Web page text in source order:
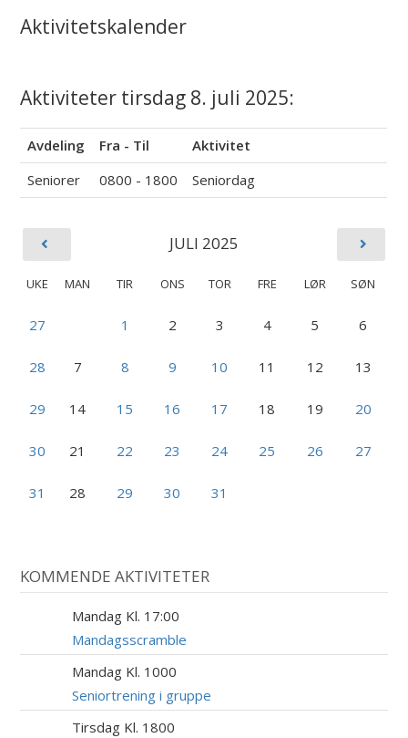
Aktivitetskalender
Aktiviteter tirsdag 8. juli 2025:
Avdeling Fra - Til
Aktivitet
Seniorer
0800 - 1800 Seniordag
JULI 2025
UKE MAN TIR ONS TOR FRE LØR SØN
27 1 2 3 4 5 6
28 7 8 9 10 11 12 13
29 14 15 16 17 18 19 20
30 21 22 23 24 25 26 27
31 28 29 30 31
KOMMENDE AKTIVITETER
Mandag Kl. 17:00
Mandagsscramble
Mandag Kl. 1000
Seniortrening i gruppe
Tirsdag Kl. 1800